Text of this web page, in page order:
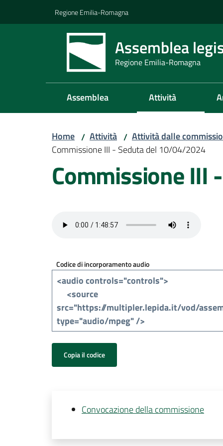
Regione Emilia-Romagna
Assemblea
Regione Emilia-Romagna
Assemblea Attività
Home / Attività / Attività dalle
Commissione III - Seduta del 10/04/2024
Commissione
Codice di incorporamento audio
Copia il codice
Convocazione della commissione